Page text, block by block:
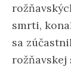
smrti,
sa
rožňavskej